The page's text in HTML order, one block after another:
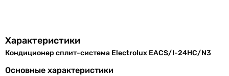
Характеристики
Кондиционер сплит-система Electrolux EACS/I-24HC/N3
Основные характеристики